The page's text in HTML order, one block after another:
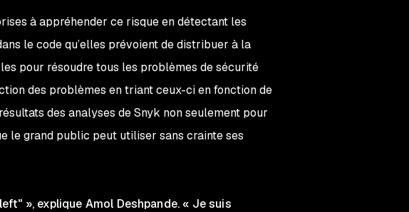
à appréhender ce risque en détectant les
le code qu’elles prévoient de distribuer à la
pour résoudre tous les problèmes de sécurité
des problèmes en triant ceux-ci en fonction de
des analyses de Snyk non seulement pour
le grand public peut utiliser sans crainte ses
», explique Amol Deshpande. « Je suis